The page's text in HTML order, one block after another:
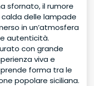
sfornato, il rumore
delle lampade
in un’atmosfera
autenticità.
con grande
viva e
forma tra le
popolare siciliana.